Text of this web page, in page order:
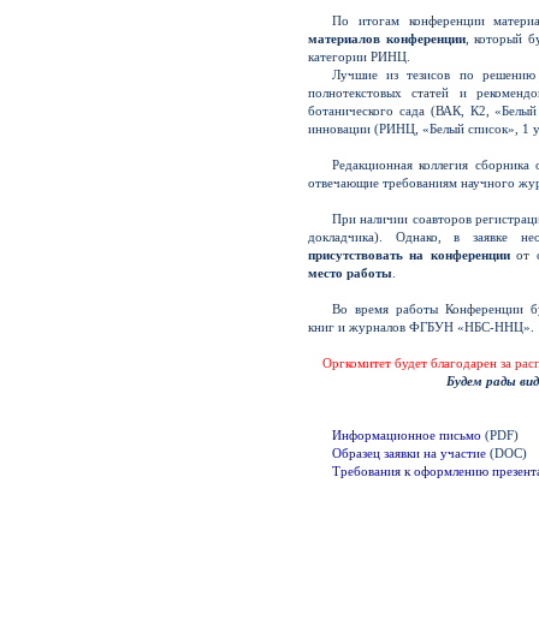
По итогам конференции
материалов конференции, который
категории РИНЦ.
Лучшие из тезисов по решению
полнотекстовых статей и
ботанического сада (ВАК, К2,
инновации (РИНЦ, «Белый список», 1
Редакционная коллегия
отвечающие требованиям научного
При наличии соавторов
докладчика). Однако, в заявке
присутствовать на конференцииот
место работы
Во время работы Конференции
книг и журналов ФГБУН «НБС-ННЦ».
Оргкомитет будет благодарен за
Будем рады
Информационное письмо (PDF)
Образец заявки на участие (DOC)
Требования к оформлению